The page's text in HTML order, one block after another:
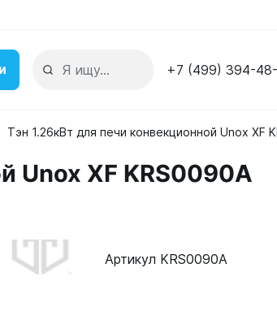
+7 (499) 394-
Тэн 1.26кВт для печи конвекционной Unox XF
Unox XF KRS0090A
Артикул KRS0090A